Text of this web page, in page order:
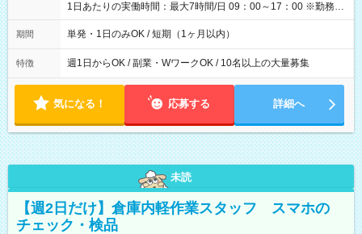
1日あたりの実働時間：最大7時間/日 09：00～17：00 ※勤務時
間は 試験により異なります。
期間 単発・1日のみOK / 短期（1ヶ月以内）
特徴 週1日からOK / 副業・WワークOK / 10名以上の大量募集
気になる！ 応募する 詳細へ
未読
【週2日だけ】倉庫内軽作業スタッフ スマホの
チェック・検品